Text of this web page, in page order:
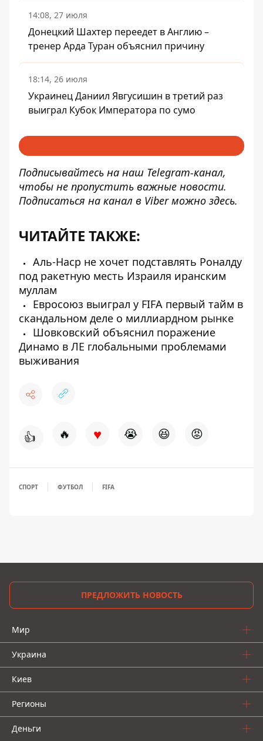
14:08, 27 июля
Донецкий Шахтер переедет в Англию –
тренер Арда Туран объяснил причину
18:14, 26 июля
Украинец Даниил Явгусишин в третий раз
выиграл Кубок Императора по сумо
Подписывайтесь на наш Telegram-канал,
чтобы не пропустить важные новости.
Подписаться на канал в Viber можно здесь.
ЧИТАЙТЕ ТАКЖЕ:
Аль-Наср не хочет подставлять Роналду
под ракетную месть Израиля иранским
муллам
Евросоюз выиграл у FIFA первый тайм в
скандальном деле о миллиардном рынке
Шовковский объяснил поражение
Динамо в ЛЕ глобальными проблемами
выживания
👍 🔥 ♥ 😭 😆 😡
СПОРТ ФУТБОЛ FIFA
ПРЕДЛОЖИТЬ НОВОСТЬ
Мир
Украина
Киев
Регионы
Деньги